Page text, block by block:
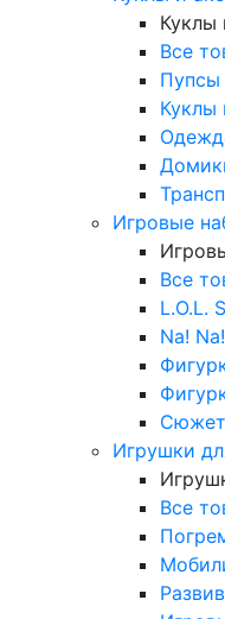
Куклы
Все
Пупсы
Куклы
Игровые
Все
L.O.L.
Na!
Игрушки
Все